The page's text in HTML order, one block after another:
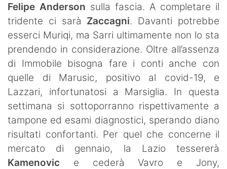
Felipe Anderson sulla fascia. A completare il
tridente ci sarà Zaccagni. Davanti potrebbe
esserci Muriqi, ma Sarri ultimamente non lo sta
prendendo in considerazione. Oltre all’assenza
di Immobile bisogna fare i conti anche con
quelle di Marusic, positivo al covid-19, e
Lazzari, infortunatosi a Marsiglia. In questa
settimana si sottoporranno rispettivamente a
tampone ed esami diagnostici, sperando diano
risultati confortanti. Per quel che concerne il
mercato di gennaio, la Lazio tessererà
Kamenovic e cederà Vavro e Jony,